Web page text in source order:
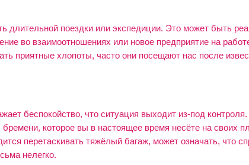
длительной поездки или экспедиции. Это может быть
во взаимоотношениях или новое предприятие на
приятные хлопоты, часто они посещают нас после
беспокойство, что ситуация выходит из-под
которое вы в настоящее время несёте на своих
перетаскивать тяжёлый багаж, может означать, что
нелегко.